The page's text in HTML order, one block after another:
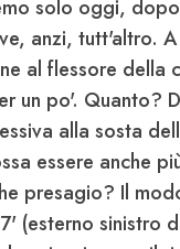
solo oggi,
anzi, tutt'altro. A
al flessore della
un po'. Quanto?
alla sosta
essere anche
presagio? Il
(esterno sinistro